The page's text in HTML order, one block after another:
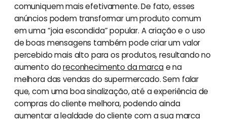
comuniquem mais efetivamente. De fato, esses
anúncios podem transformar um produto comum
em uma “joia escondida” popular. A criação e o uso
de boas mensagens também pode criar um valor
percebido mais alto para os produtos, resultando no
aumento doreconhecimento da marcae na
melhora das vendas do supermercado. Sem falar
que, com uma boa sinalização, até a experiência de
compras do cliente melhora, podendo ainda
aumentar a lealdade do cliente com a sua marca